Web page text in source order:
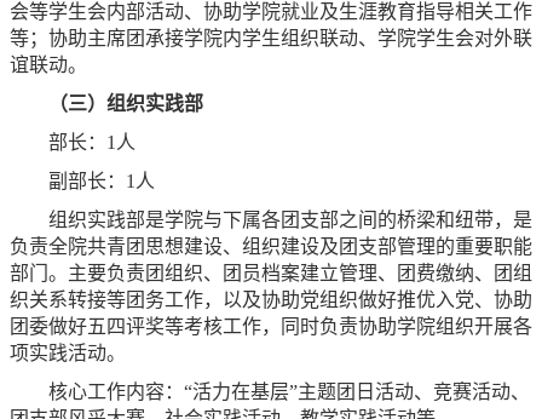
会等学生会内部活动、协助学院就业及生涯教育指导相关工作
等；协助主席团承接学院内学生组织联动、学院学生会对外联
谊联动。
（三）组织实践部
部长：1人
副部长：1人
组织实践部是学院与下属各团支部之间的桥梁和纽带，是
负责全院共青团思想建设、组织建设及团支部管理的重要职能
部门。主要负责团组织、团员档案建立管理、团费缴纳、团组
织关系转接等团务工作，以及协助党组织做好推优入党、协助
团委做好五四评奖等考核工作，同时负责协助学院组织开展各
项实践活动。
核心工作内容：“活力在基层”主题团日活动、竞赛活动、